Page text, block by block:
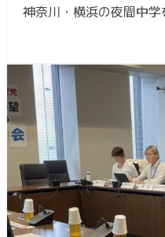
神奈川・横浜の夜間中